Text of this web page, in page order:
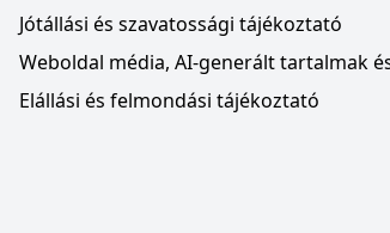
Jótállási és szavatossági tájékoztató
Weboldal média, AI-generált tartalmak
Elállási és felmondási tájékoztató